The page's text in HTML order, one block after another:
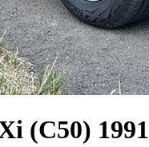
(C50) 1991